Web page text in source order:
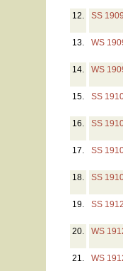
12. SS 1909
13. WS
14.
WS
15. SS
16. SS
17.
SS
18. SS
19. SS 1912
20. WS
21. WS